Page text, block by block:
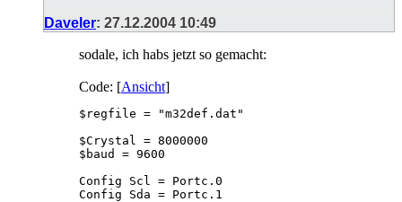
Daveler: 27.12.2004 10:49
sodale, ich habs jetzt so gemacht:
Code: [Ansicht]
$regfile = "m32def.dat"
$Crystal = 8000000
$baud = 9600
Config Scl = Portc.0
Config Sda = Portc.1